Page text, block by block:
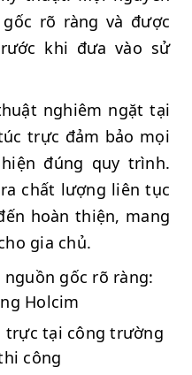
rõ ràng và được
khi đưa vào sử
nghiêm ngặt tại
trực đảm bảo mọi
đúng quy trình.
chất lượng liên tục
hoàn thiện, mang
gia chủ.
gốc rõ ràng:
Holcim
trực tại công trường
công